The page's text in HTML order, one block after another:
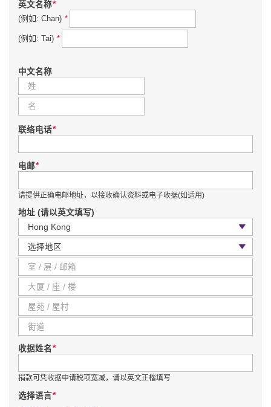
英文名称*
(例如: Chan) *
(例如: Tai) *
中文名称
联络电话*
电邮*
请提供正确电邮地址，以接收确认资料或电子收据(如适用)
地址 (请以英文填写)
国家 / 地区
收据姓名 *
捐款可凭收据申请税项宽减，请以英文正楷填写
选择语言*